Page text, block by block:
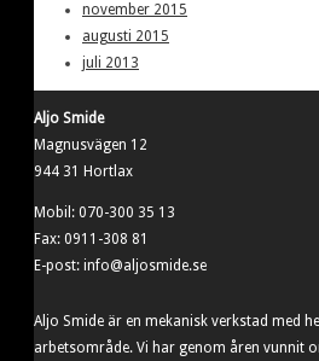
november 2015
augusti 2015
juli 2013
Aljo Smide
Magnusvägen 12
944 31 Hortlax
Mobil: 070-300 35 13
Fax: 0911-308 81
E-post: info@aljosmide.se
Aljo Smide är en mekanisk verkstad med
arbetsområde. Vi har genom åren vunnit